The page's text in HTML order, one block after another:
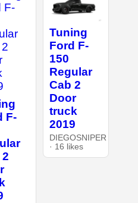
F-
Tuning
Ford F-
150
Regular
Cab 2
Door
truck
2019
DIEGOSNIPER
· 16 likes